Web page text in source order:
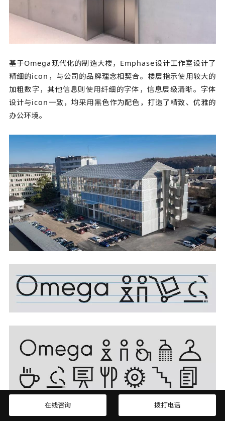
基于Omega现代化的制造大楼，Emphase设计工作室设计了
精细的icon，与公司的品牌理念相契合。楼层指示使用较大的
加粗数字，其他信息则使用纤细的字体，信息层级清晰。字体
设计与icon一致，均采用黑色作为配色，打造了精致、优雅的
办公环境。
在线咨询 拨打电话